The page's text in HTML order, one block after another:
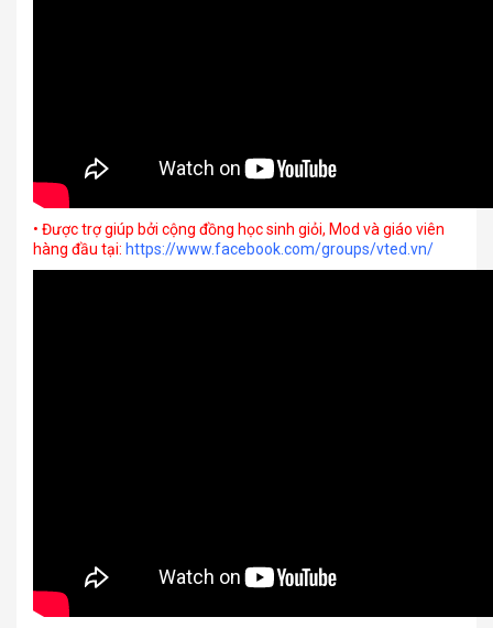
• Được trợ giúp bởi cộng đồng học sinh giỏi, Mod và giáo viên
hàng đầu tại: https://www.facebook.com/groups/vted.vn/